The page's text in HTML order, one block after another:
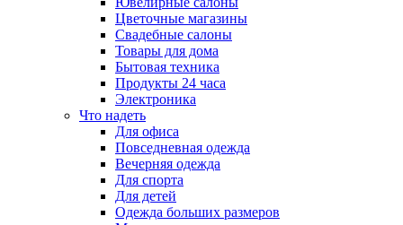
Цветочные магазины
Свадебные салоны
Товары для дома
Бытовая техника
Продукты 24 часа
Электроника
Что надеть
Для офиса
Повседневная одежда
Вечерняя одежда
Для спорта
Для детей
Одежда больших размеров